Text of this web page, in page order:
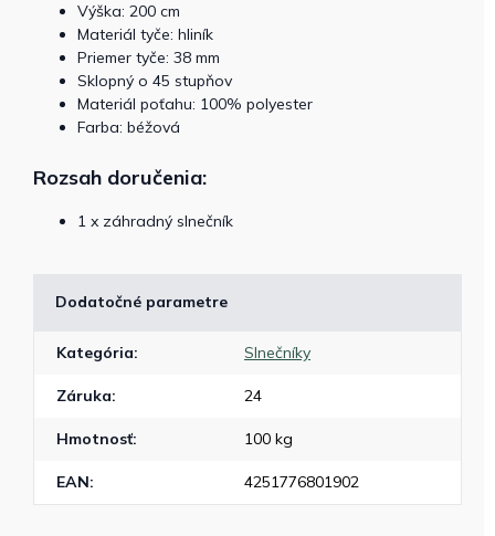
Výška: 200 cm
Materiál tyče: hliník
Priemer tyče: 38 mm
Sklopný o 45 stupňov
Materiál poťahu: 100% polyester
Farba: béžová
Rozsah doručenia:
1 x záhradný slnečník
Dodatočné parametre
Kategória: Slnečníky
Záruka: 24
Hmotnosť: 100 kg
EAN: 4251776801902